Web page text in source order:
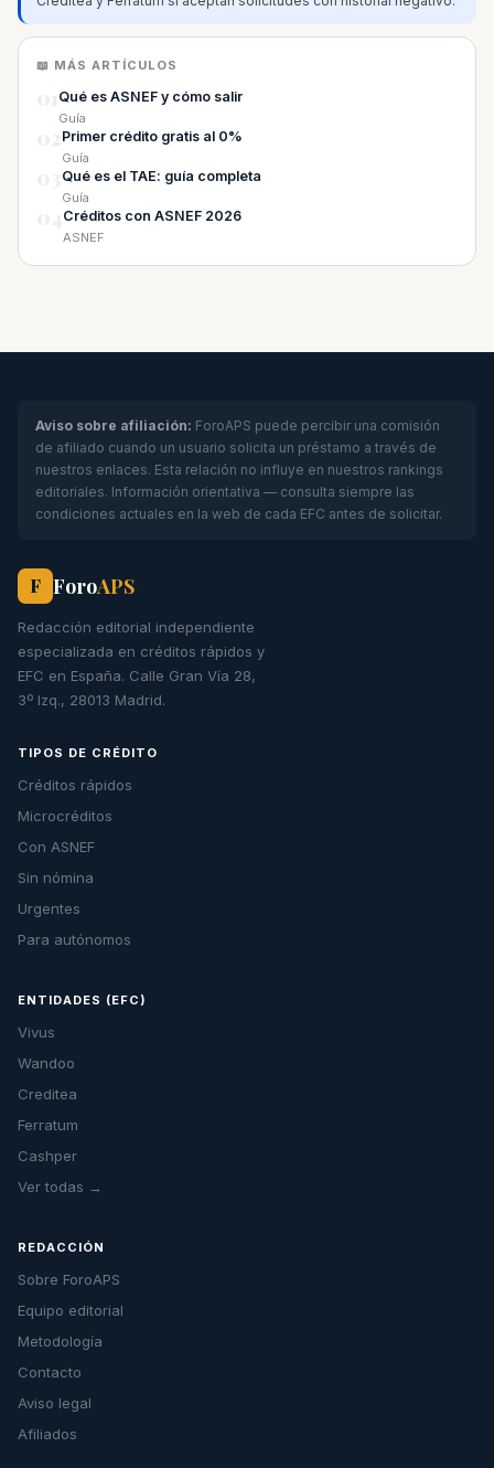
📖 MÁS ARTÍCULOS
Qué es ASNEF y cómo salir
Guía
Primer crédito gratis al 0%
Guía
Qué es el TAE: guía completa
Guía
Créditos con ASNEF 2026
ASNEF
Aviso sobre afiliación: ForoAPS puede percibir una comisión
de afiliado cuando un usuario solicita un préstamo a través de
nuestros enlaces. Esta relación no influye en nuestros rankings
editoriales. Información orientativa — consulta siempre las
condiciones actuales en la web de cada EFC antes de solicitar.
F ForoAPS
Redacción editorial independiente
especializada en créditos rápidos y
EFC en España. Calle Gran Vía 28,
3º Izq., 28013 Madrid.
TIPOS DE CRÉDITO
Créditos rápidos
Microcréditos
Con ASNEF
Sin nómina
Urgentes
Para autónomos
ENTIDADES (EFC)
Vivus
Wandoo
Creditea
Ferratum
Cashper
Ver todas →
REDACCIÓN
Sobre ForoAPS
Equipo editorial
Metodología
Contacto
Aviso legal
Afiliados